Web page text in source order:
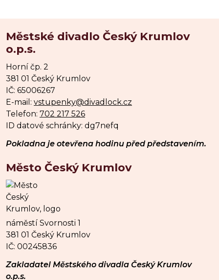
Městské divadlo Český Krumlov
o.p.s.
Horní čp. 2
381 01 Český Krumlov
IČ: 65006267
E-mail: vstupenky@divadlock.cz
Telefon: 702 217 526
ID datové schránky: dg7nefq
Pokladna je otevřena hodinu před představením.
Město Český Krumlov
náměstí Svornosti 1
381 01 Český Krumlov
IČ: 00245836
Zakladatel Městského divadla Český Krumlov
o.p.s.